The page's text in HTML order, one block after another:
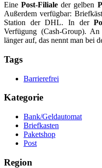
EinePost-Filiale der gelben
Außerdem verfügbar:
Station der DHL. In der
Verfügung (Cash-Group).
länger auf, das nennt man bei
Tags
Barrierefrei
Kategorie
Bank/Geldautomat
Briefkasten
Paketshop
Post
Region